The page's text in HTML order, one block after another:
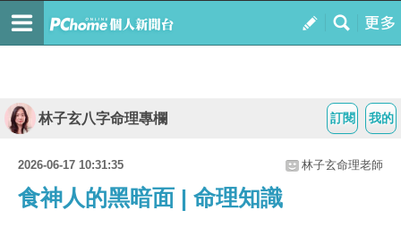
我的
訂閱
林子玄八字命理專欄
2026-06-17 10:31:35 林子玄命理老師
食神人的黑暗面 | 命理知識